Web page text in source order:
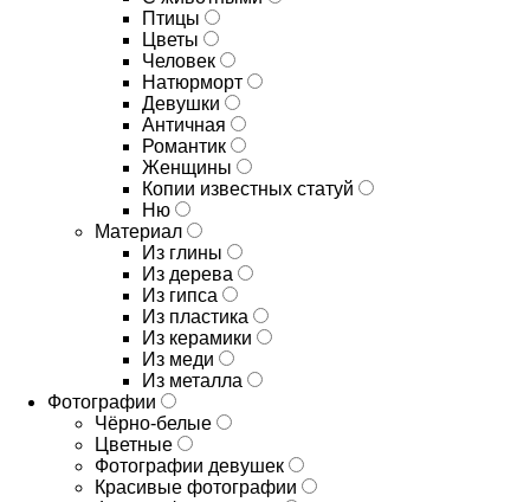
Птицы
Цветы
Человек
Натюрморт
Девушки
Античная
Романтик
Женщины
Копии известных статуй
Ню
Материал
Из глины
Из дерева
Из гипса
Из пластика
Из керамики
Из меди
Из металла
Фотографии
Чёрно-белые
Цветные
Фотографии девушек
Красивые фотографии